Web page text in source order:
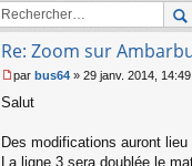
Re: Zoom sur
e
s
par bus64 » 29 janv. 2014, 14:49
Salut
Des modifications auront
La ligne 3 sera doublée le